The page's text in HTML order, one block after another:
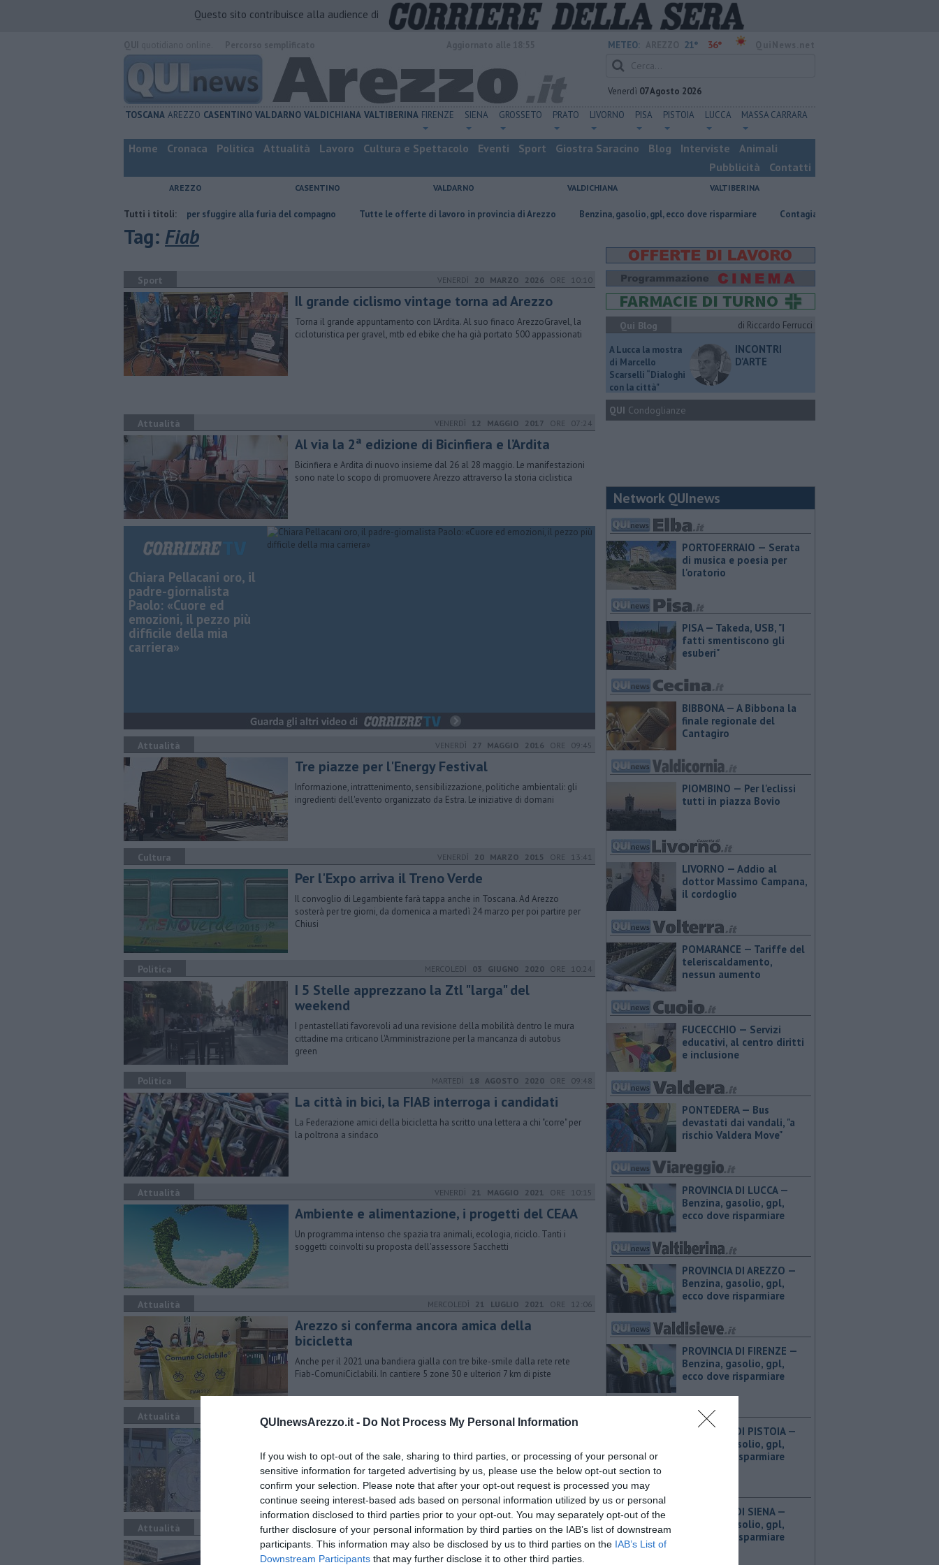
QUInewsArezzo.it - Do Not Process My Personal Information
If you wish to opt-out of the sale, sharing to third parties, or processing of your personal or
sensitive information for targeted advertising by us, please use the below opt-out section to
confirm your selection. Please note that after your opt-out request is processed you may
continue seeing interest-based ads based on personal information utilized by us or personal
information disclosed to third parties prior to your opt-out. You may separately opt-out of the
further disclosure of your personal information by third parties on the IAB’s list of downstream
participants. This information may also be disclosed by us to third parties on the IAB’s List of
Downstream Participants that may further disclose it to other third parties.
Questo sito contribuisce alla audience di
METEO: 21° 36°
Venerdì 07 Agosto 2026
TOSCANA AREZZO CASENTINO VALDARNO VALDICHIANA VALTIBERINA FIRENZE SIENA GROSSETO PRATO LIVORNO PISA PISTOIA LUCCA MASSA CARRARA
Home Cronaca Politica Attualità Lavoro Cultura e Spettacolo Eventi Sport Giostra Saracino Blog Interviste
Animali
Pubblicità
Contatti
AREZZO CASENTINO VALDARNO VALDICHIANA VALTIBERINA
Tutti i titoli:
Nascosta in un bar per sfuggire alla furia del compagno ​Tutte le offerte di lavoro in provincia di Arezzo ​Benzina, gasolio, gpl, ecco dove risparmiare Contagiata da legionella, non ce l'ha fatta
Tag: Fiab
Sport VENERDÌ 20 MARZO 2026 ORE 10:10
Il grande ciclismo vintage torna ad Arezzo
Torna il grande appuntamento con L'Ardita. Al suo finaco ArezzoGravel, la
cicloturistica per gravel, mtb ed ebike che ha già portato 500 appassionati
Attualità VENERDÌ 12 MAGGIO 2017 ORE 07:24
Al via la 2ª edizione di Bicinfiera e l’Ardita
Bicinfiera e Ardita di nuovo insieme dal 26 al 28 maggio. Le manifestazioni
sono nate lo scopo di promuovere Arezzo attraverso la storia ciclistica
Chiara Pellacani oro, il
padre-giornalista
Paolo: «Cuore ed
emozioni, il pezzo più
difficile della mia
carriera»
Attualità VENERDÌ 27 MAGGIO 2016 ORE 09:45
Tre piazze per l'Energy Festival
Informazione, intrattenimento, sensibilizzazione, politiche ambientali: gli
ingredienti dell'evento organizzato da Estra. Le iniziative di domani
Cultura VENERDÌ 20 MARZO 2015 ORE 13:41
Per l'Expo arriva il Treno Verde
Il convoglio di Legambiente farà tappa anche in Toscana. Ad Arezzo
sosterà per tre giorni, da domenica a martedì 24 marzo per poi partire per
Chiusi
Politica MERCOLEDÌ 03 GIUGNO 2020 ORE 10:24
I 5 Stelle apprezzano la Ztl "larga" del
weekend
I pentastellati favorevoli ad una revisione della mobilità dentro le mura
cittadine ma criticano l'Amministrazione per la mancanza di autobus
green
Politica MARTEDÌ 18 AGOSTO 2020 ORE 09:48
La città in bici, la FIAB interroga i candidati
La Federazione amici della bicicletta ha scritto una lettera a chi "corre" per
la poltrona a sindaco
Attualità VENERDÌ 21 MAGGIO 2021 ORE 10:15
Ambiente e alimentazione, i progetti del CEAA
Un programma intenso che spazia tra animali, ecologia, riciclo. Tanti i
soggetti coinvolti su proposta dell'assessore Sacchetti
Attualità MERCOLEDÌ 21 LUGLIO 2021 ORE 12:06
Arezzo si conferma ancora amica della
bicicletta
Anche per il 2021 una bandiera gialla con tre bike-smile dalla rete rete
Fiab-ComuniCiclabili. In cantiere 5 zone 30 e ulteriori 7 km di piste
Attualità VENERDÌ 24 SETTEMBRE 2021 ORE 12:30
Progetto voluto dall'assessore Casi e realizzato dagli uffici comunali.
Piste ciclabili, parcheggi e punti di interesse. Totem in 20 scuole cittadine
Attualità GIOVEDÌ 17 FEBBRAIO 2022ORE 15:15
Bici al sicuro e al coperto nel nuovo
Qui Blog di Riccardo Ferrucci
A Lucca la mostra
di Marcello
Scarselli “Dialoghi
con la città"
INCONTRI
D'ARTE
QUI Condoglianze
Network QUInews
PORTOFERRAIO — Serata
di musica e poesia per
l'oratorio
PISA — Takeda, USB, "I
fatti smentiscono gli
esuberi"
BIBBONA — A Bibbona la
finale regionale del
Cantagiro
PIOMBINO — Per l'eclissi
tutti in piazza Bovio
LIVORNO — Addio al
dottor Massimo Campana,
il cordoglio
POMARANCE — Tariffe del
teleriscaldamento,
nessun aumento
FUCECCHIO — Servizi
educativi, al centro diritti
e inclusione
PONTEDERA — Bus
devastati dai vandali, "a
rischio Valdera Move"
PROVINCIA DI LUCCA — ​
Benzina, gasolio, gpl,
ecco dove risparmiare
PROVINCIA DI AREZZO — ​
Benzina, gasolio, gpl,
ecco dove risparmiare
PROVINCIA DI FIRENZE — ​
Benzina, gasolio, gpl,
ecco dove risparmiare
PROVINCIA DI PISTOIA — ​
Benzina, gasolio, gpl,
ecco dove risparmiare
PROVINCIA DI SIENA — ​
Benzina, gasolio, gpl,
ecco dove risparmiare